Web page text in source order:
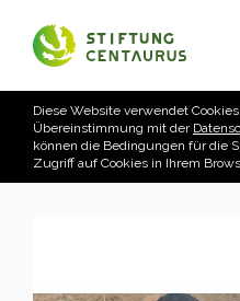
Diese Website verwendet
Übereinstimmung mit der
können die Bedingungen für die
Zugriff auf Cookies in Ihrem